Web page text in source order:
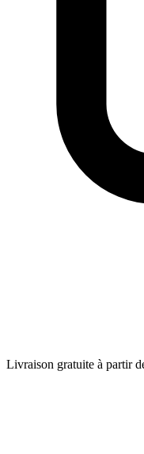
Livraison gratuite à partir